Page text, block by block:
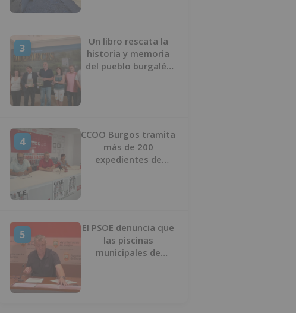
3
Un libro rescata la
historia y memoria
del pueblo burgalés
4
CCOO Burgos tramita
más de 200
expedientes de
5
El PSOE denuncia que
las piscinas
municipales de